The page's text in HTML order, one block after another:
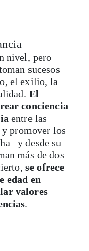
nivel, pero
sucesos
el exilio, la
El
conciencia
entre las
promover los
–y desde su
más de dos
se ofrece
edad en
valores
.